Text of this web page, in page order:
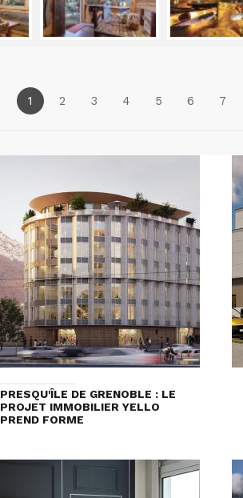
1 2 3 4 5 6 7
PRESQU'ÎLE DE GRENOBLE : LE
PROJET IMMOBILIER YELLO
PREND FORME